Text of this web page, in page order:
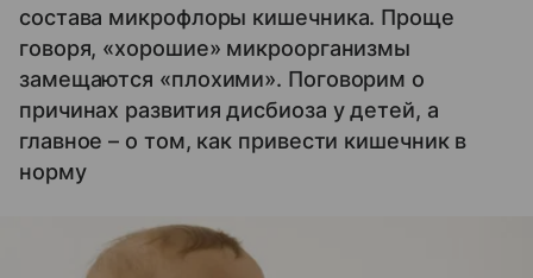
состава микрофлоры кишечника. Проще
говоря, «хорошие» микроорганизмы
замещаются «плохими». Поговорим о
причинах развития дисбиоза у детей, а
главное – о том, как привести кишечник в
норму